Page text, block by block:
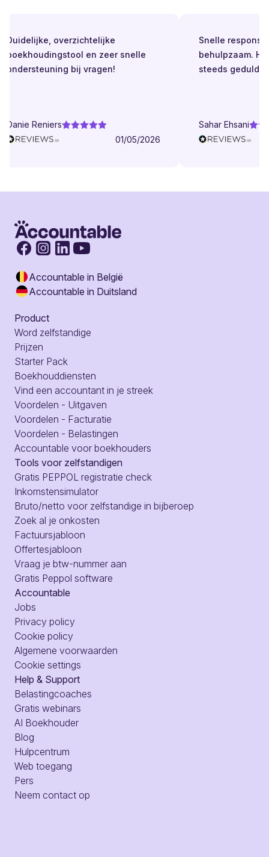
overzichtelijke
en zeer snelle
bij vragen!
Reniers
01/05/2026
Snelle respons.
behulpzaam.
steeds geduldig.
Sahar Ehsani
Accountable in België
Accountable in Duitsland
Product
Word zelfstandige
Prijzen
Starter Pack
Boekhouddiensten
Vind een accountant in je streek
Voordelen - Uitgaven
Voordelen - Facturatie
Voordelen - Belastingen
Accountable voor boekhouders
Tools voor zelfstandigen
Gratis PEPPOL registratie check
Inkomstensimulator
Bruto/netto voor zelfstandige in bijberoep
Zoek al je onkosten
Factuursjabloon
Offertesjabloon
Vraag je btw-nummer aan
Gratis Peppol software
Accountable
Jobs
Privacy policy
Cookie policy
Algemene voorwaarden
Cookie settings
Help & Support
Belastingcoaches
Gratis webinars
AI Boekhouder
Blog
Hulpcentrum
Web toegang
Pers
Neem contact op